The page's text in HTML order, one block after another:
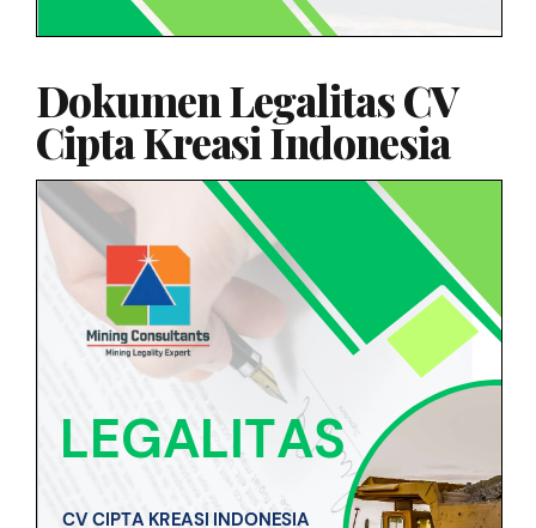
Dokumen Legalitas CV
Cipta Kreasi Indonesia